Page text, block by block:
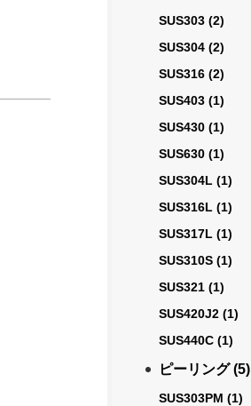
SUS303 (2)
SUS304 (2)
SUS316 (2)
SUS403 (1)
SUS430 (1)
SUS630 (1)
SUS304L (1)
SUS316L (1)
SUS317L (1)
SUS310S (1)
SUS321 (1)
SUS420J2 (1)
SUS440C (1)
ピーリング (5)
SUS303PM (1)